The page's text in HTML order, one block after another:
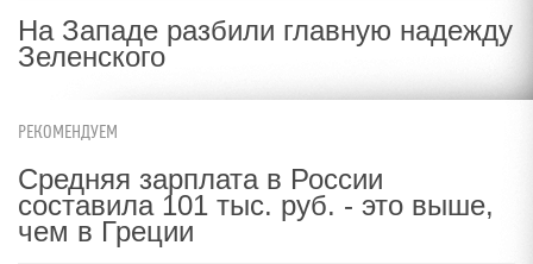
На Западе разбили главную надежду
Зеленского
РЕКОМЕНДУЕМ
Средняя зарплата в России
составила 101 тыс. руб. - это выше,
чем в Греции